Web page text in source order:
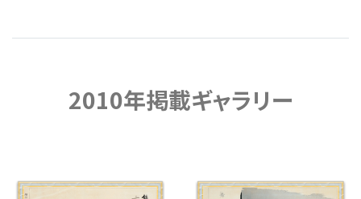
2010年掲載ギャラリー